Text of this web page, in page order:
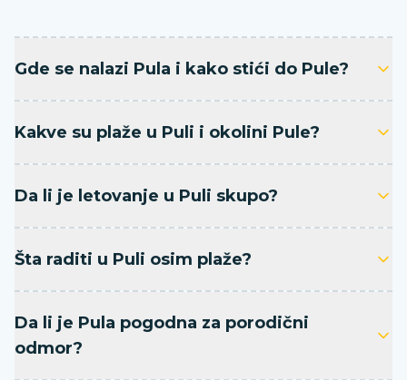
Gde se nalazi Pula i kako stići do Pule?
Kakve su plaže u Puli i okolini Pule?
Da li je letovanje u Puli skupo?
Šta raditi u Puli osim plaže?
Da li je Pula pogodna za porodični
odmor?